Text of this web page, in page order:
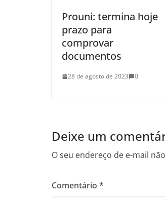
Prouni: termina hoje
prazo para
comprovar
documentos
28 de agosto de 2023 0
Deixe um
O seu endereço de e-mail
Comentário *